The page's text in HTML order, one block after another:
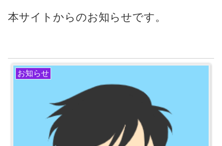
本サイトからのお知らせです。
お知らせ